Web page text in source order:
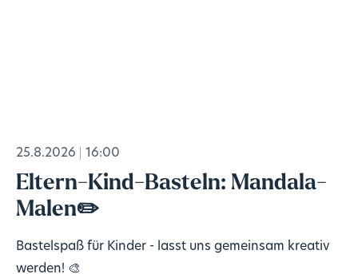
25.8.2026 16:00
Eltern-Kind-Basteln: Mandala-
Malen✏️
Bastelspaß für Kinder - lasst uns gemeinsam kreativ
werden! 🎨